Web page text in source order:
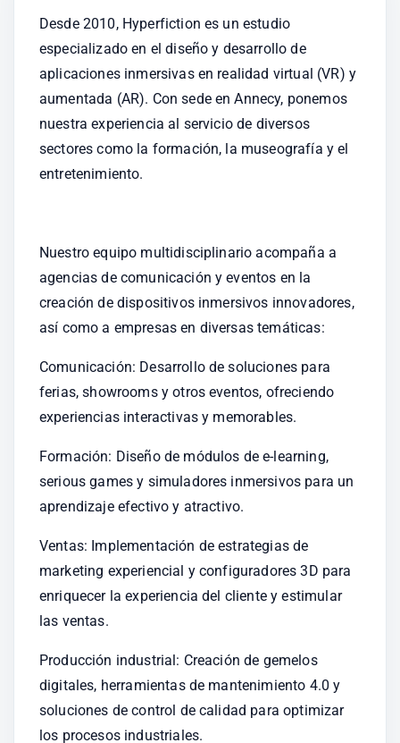
Desde 2010, Hyperfiction es un estudio
especializado en el diseño y desarrollo de
aplicaciones inmersivas en realidad virtual (VR) y
aumentada (AR). Con sede en Annecy, ponemos
nuestra experiencia al servicio de diversos
sectores como la formación, la museografía y el
entretenimiento.
Nuestro equipo multidisciplinario acompaña a
agencias de comunicación y eventos en la
creación de dispositivos inmersivos innovadores,
así como a empresas en diversas temáticas:
Comunicación: Desarrollo de soluciones para
ferias, showrooms y otros eventos, ofreciendo
experiencias interactivas y memorables.
Formación: Diseño de módulos de e-learning,
serious games y simuladores inmersivos para un
aprendizaje efectivo y atractivo.
Ventas: Implementación de estrategias de
marketing experiencial y configuradores 3D para
enriquecer la experiencia del cliente y estimular
las ventas.
Producción industrial: Creación de gemelos
digitales, herramientas de mantenimiento 4.0 y
soluciones de control de calidad para optimizar
los procesos industriales.